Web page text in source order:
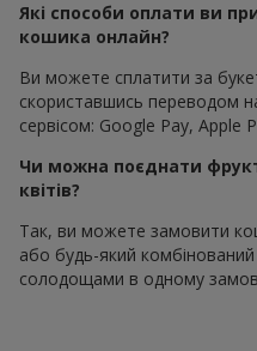
Які способи оплати ви
кошика онлайн?
Ви можете сплатити за
скориставшись переводом
сервісом: Google Pay, Apple
Чи можна поєднати
квітів?
Так, ви можете замовити
або будь-який комбінований
солодощами в одному